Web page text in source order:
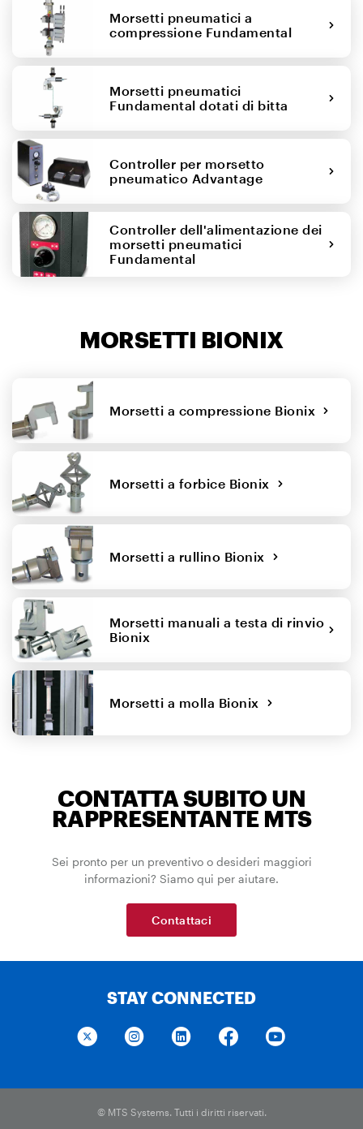
Morsetti pneumatici a
compressione Fundamental
Morsetti pneumatici
Fundamental dotati di bitta
Controller per morsetto
pneumatico Advantage
Controller dell'alimentazione dei
morsetti pneumatici
Fundamental
MORSETTI BIONIX
Morsetti a compressione Bionix
Morsetti a forbice Bionix
Morsetti a rullino Bionix
Morsetti manuali a testa di rinvio
Bionix
Morsetti a molla Bionix
CONTATTA SUBITO UN
RAPPRESENTANTE MTS
Sei pronto per un preventivo o desideri maggiori
informazioni? Siamo qui per aiutare.
Contattaci
STAY CONNECTED
© MTS Systems. Tutti i diritti riservati.